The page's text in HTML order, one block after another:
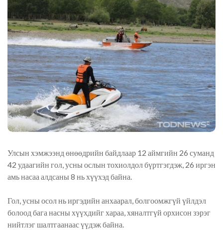
Улсын хэмжээнд өнөөдрийн байдлаар 12 аймгийн 26 суманд
42 удаагийн гол, усны ослын тохиолдол бүртгэгдэж, 26 иргэн
амь насаа алдсаны 8 нь хүүхэд байна.
Гол, усны осол нь иргэдийн анхаарал, болгоомжгүй үйлдэл
болоод бага насны хүүхдийг хараа, хяналтгүй орхисон зэрэг
нийтлэг шалтгаанаас үүдэж байна.